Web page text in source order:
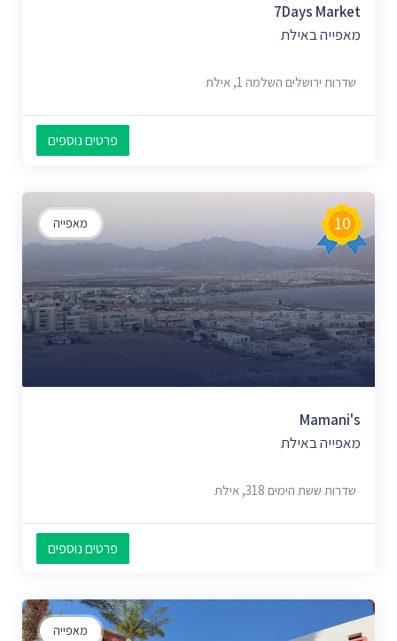
7Days Market
מאפייה באילת
שדרות ירושלים השלמה 1, אילת
פרטים נוספים
מאפייה 10
Mamani's
מאפייה באילת
שדרות ששת הימים 318, אילת
פרטים נוספים
מאפייה